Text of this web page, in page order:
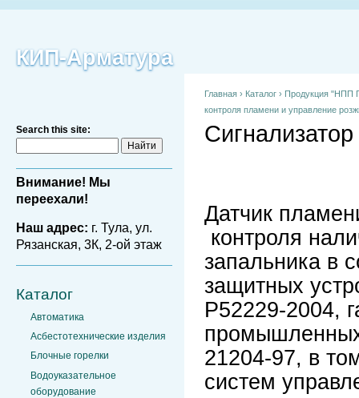
КИП-Арматура
Search this site:
Внимание! Мы
переехали!
Наш адрес: г. Тула, ул.
Рязанская, 3К, 2-ой этаж
Каталог
Автоматика
Асбестотехнические изделия
Блочные горелки
Водоуказательное
оборудование
Главная › Каталог › Продукция "НПП
контроля пламени и управление
Датчик
контроля
запальника в
защитных
Р52229-2004,
21204-97, в
систем